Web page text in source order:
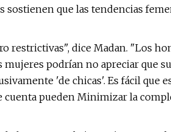
sostienen que las tendencias
restrictivas", dice Madan. "Los
podrían no apreciar que
'de chicas'. Es fácil que
pueden Minimizar la